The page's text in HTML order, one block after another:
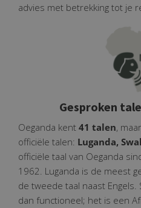
advies met betrekking tot je
Gesproken
Oeganda kent 41 talen,
officiële talen: Luganda,
officiële taal van Oeganda
1962. Luganda is de meest
de tweede taal naast
dan functioneel; het is een